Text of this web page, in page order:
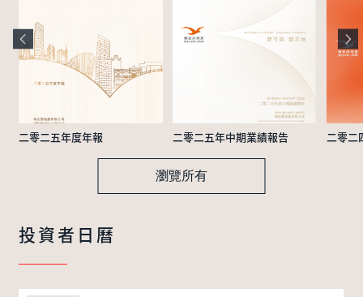
二零二五年度年報 二零二五年中期業績報告 二零二
瀏覽所有
投資者日曆